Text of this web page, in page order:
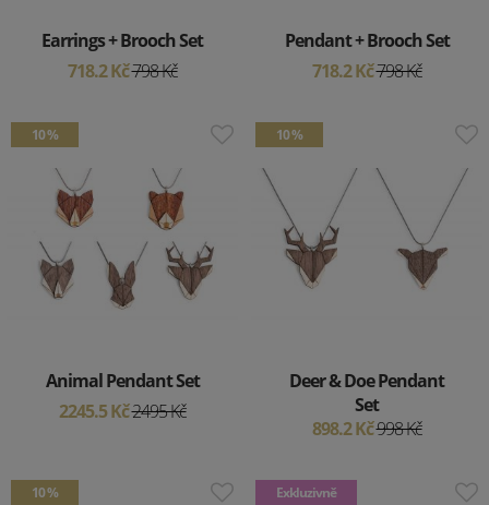
Earrings + Brooch Set
718.2 Kč798 Kč
Pendant + Brooch Set
718.2 Kč798 Kč
10 %
Animal Pendant Set
2245.5 Kč2495 Kč
10 %
Deer & Doe Pendant
Set
898.2 Kč998 Kč
10 %
Exkluzivně